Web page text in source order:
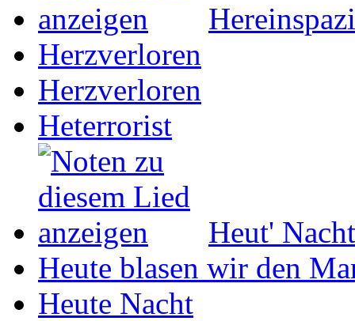
Herzverloren
Herzverloren
Heterrorist
Heut' Nacht
Heute blasen wir den
Heute Nacht